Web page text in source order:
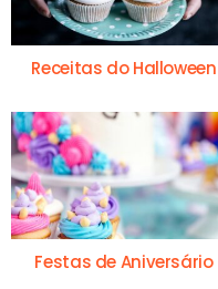
Receitas do Halloween
Festas de Aniversário